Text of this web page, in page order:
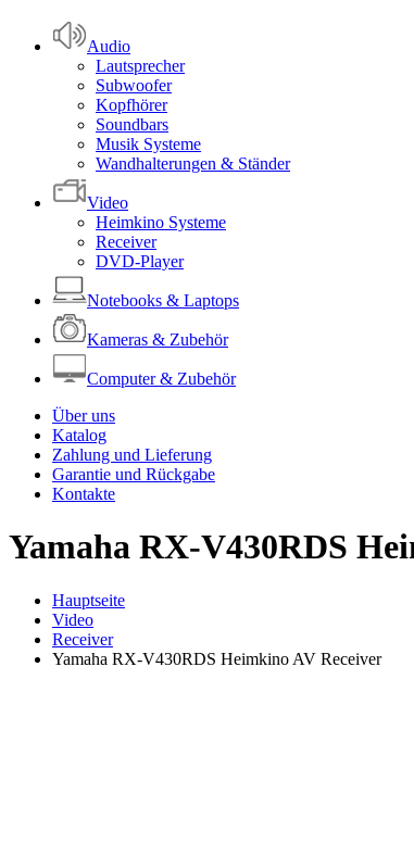
Audio
Lautsprecher
Subwoofer
Kopfhörer
Soundbars
Musik Systeme
Wandhalterungen & Ständer
Video
Heimkino Systeme
Receiver
DVD-Player
Notebooks & Laptops
Kameras & Zubehör
Computer & Zubehör
Über uns
Katalog
Zahlung und Lieferung
Garantie und Rückgabe
Kontakte
Yamaha RX-V430RDS
Hauptseite
Video
Receiver
Yamaha RX-V430RDS Heimkino AV Receiver